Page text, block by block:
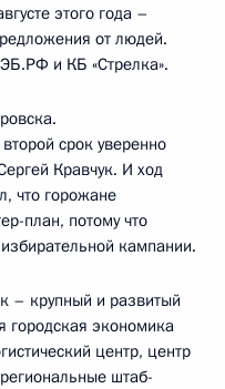
этого года –
от людей.
и КБ «Стрелка».
срок уверенно
Кравчук. И ход
что горожане
план, потому что
кампании.
– крупный и развитый
городская экономика
центр, центр
штаб-